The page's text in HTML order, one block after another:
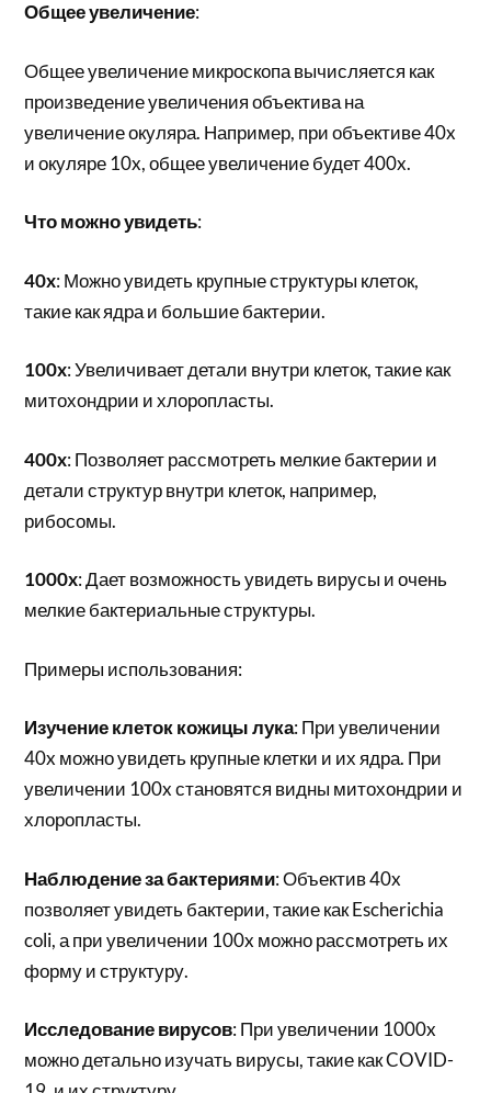
Общее увеличение:
Общее увеличение микроскопа вычисляется как
произведение увеличения объектива на
увеличение окуляра. Например, при объективе 40x
и окуляре 10x, общее увеличение будет 400x.
Что можно увидеть:
40x: Можно увидеть крупные структуры клеток,
такие как ядра и большие бактерии.
100x: Увеличивает детали внутри клеток, такие как
митохондрии и хлоропласты.
400x: Позволяет рассмотреть мелкие бактерии и
детали структур внутри клеток, например,
рибосомы.
1000x: Дает возможность увидеть вирусы и очень
мелкие бактериальные структуры.
Примеры использования:
Изучение клеток кожицы лука: При увеличении
40x можно увидеть крупные клетки и их ядра. При
увеличении 100x становятся видны митохондрии и
хлоропласты.
Наблюдение за бактериями: Объектив 40x
позволяет увидеть бактерии, такие как Escherichia
coli, а при увеличении 100x можно рассмотреть их
форму и структуру.
Исследование вирусов: При увеличении 1000x
можно детально изучать вирусы, такие как COVID-